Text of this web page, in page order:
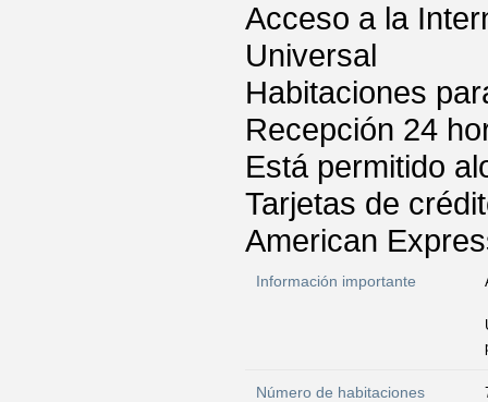
Acceso a la
Universal
Habitaciones
Recepción 24
Está permitido
Tarjetas de
American
Información importante
Número de habitaciones